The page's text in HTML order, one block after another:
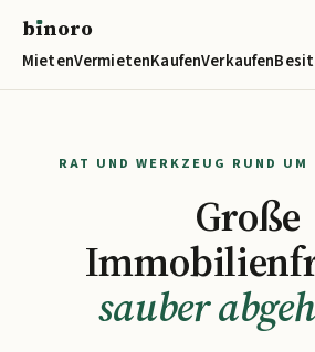
bınoro
MietenVermietenKaufenVerkaufen
RAT UND WERKZEUG RUND
Große
sauber